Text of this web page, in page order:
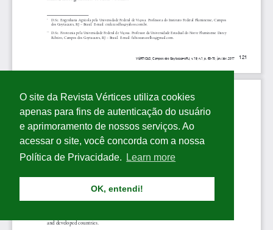
O site da Revista Vértices utiliza cookies
apenas para fins de autenticação do usuário
e aprimoramento de nossos serviços. Ao
acessar o site, você concorda com a nossa
Política de Privacidade.
Learn more
OK, entendi!